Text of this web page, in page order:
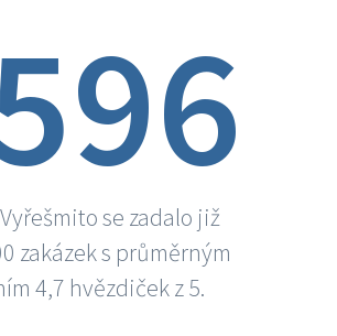
se zadalo již
zakázek s průměrným
4,7 hvězdiček z 5.